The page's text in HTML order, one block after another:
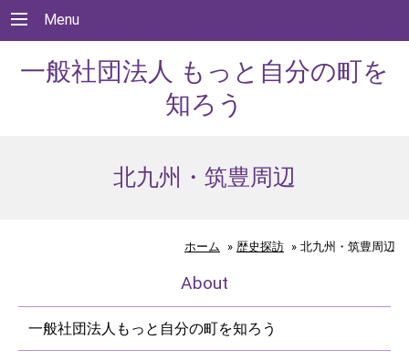
Menu
一般社団法人 もっと自分の町を
知ろう
北九州・筑豊周辺
ホーム » 歴史探訪 » 北九州・筑豊周辺
About
一般社団法人もっと自分の町を知ろう